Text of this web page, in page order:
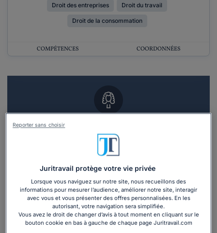
Droit des entreprises Droit du travail
Droit de la consommation
COMPÉTENCES COORDONNÉES
Vous souhaitez un RDV en cabinet avec un
avocat ?
3 devis en 48h
Juritravail protège votre vie privée
Lorsque vous naviguez sur notre site, nous recueillons des
informations pour mesurer l’audience, améliorer notre site, interagir
avec vous et vous présenter des offres personnalisées. En les
autorisant, votre navigation sera simplifiée.
Vous avez le droit de changer d’avis à tout moment en cliquant sur le
bouton cookie en bas à gauche de chaque page Juritravail.com
Reporter sans choisir